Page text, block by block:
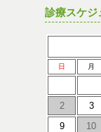
診療スケジ
日 月
2
3
9
10